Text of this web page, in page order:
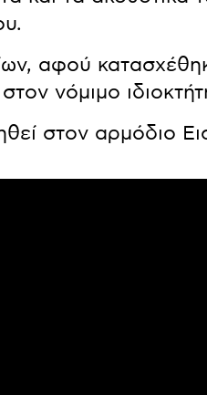
αφού
νόμιμο
στον αρμόδιο